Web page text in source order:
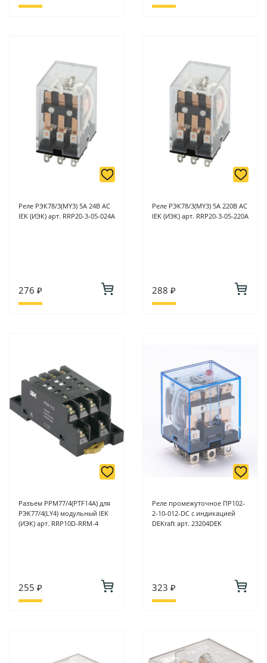
Реле РЭК78/3(MY3) 5А 24В АC
IEK (ИЭК) арт. RRP20-3-05-024A
276 ₽
Реле РЭК78/3(MY3) 5А 220В АC
IEK (ИЭК) арт. RRP20-3-05-220A
288 ₽
Разъем РРМ77/4(PTF14A) для
РЭК77/4(LY4) модульный IEK
(ИЭК) арт. RRP10D-RRM-4
255 ₽
Реле промежуточное ПР102-
2-10-012-DC с индикацией
DEKraft арт. 23204DEK
323 ₽